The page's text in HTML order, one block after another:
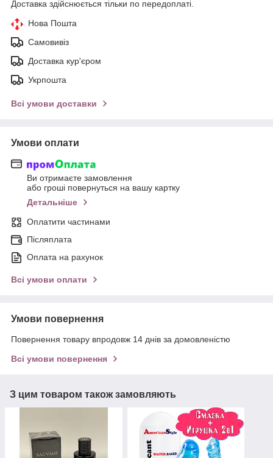
Доставка здійснюється тільки по передоплаті.
Нова Пошта
Самовивіз
Доставка кур'єром
Укрпошта
Всі умови доставки
Умови оплати
Ви отримаєте замовлення
або гроші повернуться на вашу картку
Детальніше
Оплатити частинами
Післяплата
Оплата на рахунок
Всі умови оплати
Умови повернення
Повернення товару впродовж 14 днів за домовленістю
Всі умови повернення
З цим товаром також замовляють